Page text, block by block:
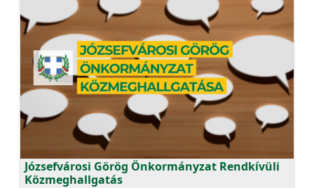
Józsefvárosi Görög Önkormányzat Rendkívüli
Közmeghallgatás